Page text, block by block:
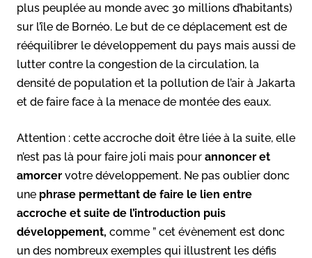
plus peuplée au monde avec 30 millions d’habitants)
sur l’île de Bornéo. Le but de ce déplacement est de
rééquilibrer le développement du pays mais aussi de
lutter contre la congestion de la circulation, la
densité de population et la pollution de l’air à Jakarta
et de faire face à la menace de montée des eaux.
Attention : cette accroche doit être liée à la suite, elle
n’est pas là pour faire joli mais pour annoncer et
amorcer votre développement. Ne pas oublier donc
une phrase permettant de faire le lien entre
accroche et suite de l’introduction puis
développement, comme ” cet évènement est donc
un des nombreux exemples qui illustrent les défis